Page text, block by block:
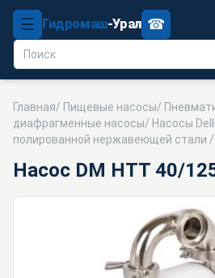
☰ Гидромаш-Урал ☎
Главная/ Пищевые насосы/
диафрагменные насосы/ Насосы
полированной нержавеющей стали
Насос DM HTT 40/